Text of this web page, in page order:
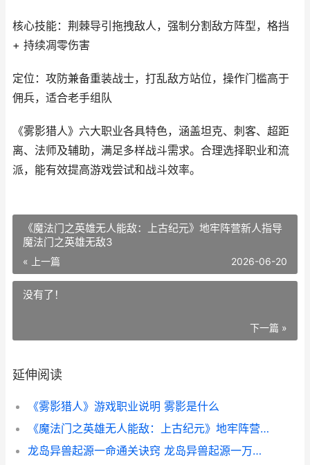
核心技能：荆棘导引拖拽敌人，强制分割敌方阵型，格挡
+ 持续凋零伤害
定位：攻防兼备重装战士，打乱敌方站位，操作门槛高于
佣兵，适合老手组队
《雾影猎人》六大职业各具特色，涵盖坦克、刺客、超距
离、法师及辅助，满足多样战斗需求。合理选择职业和流
派，能有效提高游戏尝试和战斗效率。
《魔法门之英雄无人能敌：上古纪元》地牢阵营新人指导
魔法门之英雄无敌3
« 上一篇 2026-06-20
没有了！
下一篇 »
延伸阅读
《雾影猎人》游戏职业说明 雾影是什么
《魔法门之英雄无人能敌：上古纪元》地牢阵营新人指导 魔法门之英雄无敌3
龙岛异兽起源一命通关诀窍 龙岛异兽起源一万积分等于多少钱